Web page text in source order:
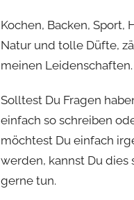
Kochen, Backen, Sport,
Natur und tolle Düfte,
meinen Leidenschaften.
Solltest Du Fragen
einfach so schreiben
möchtest Du einfach
werden, kannst Du
gerne tun.